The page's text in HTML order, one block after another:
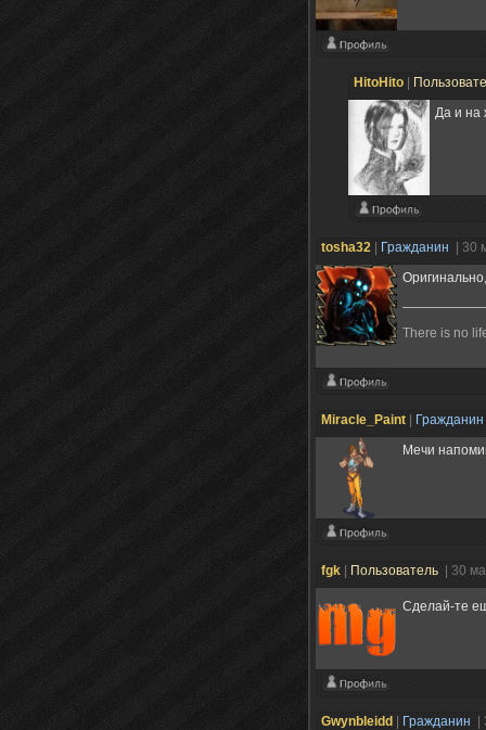
HitoHito
Да и на
tosha32 Гражданин
| 30
There is no
Miracle_Paint
Гражданин
Мечи
fgk Пользователь | 30
Сделай-те
Gwynbleidd Гражданин